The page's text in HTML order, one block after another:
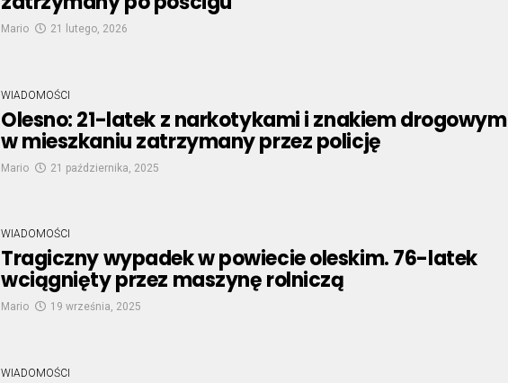
Mario 21 lutego, 2026
WIADOMOŚCI
Olesno: 21-latek z narkotykami i znakiem drogowym
w mieszkaniu zatrzymany przez policję
Mario 21 października, 2025
WIADOMOŚCI
Tragiczny wypadek w powiecie oleskim. 76-latek
wciągnięty przez maszynę rolniczą
Mario 19 września, 2025
WIADOMOŚCI